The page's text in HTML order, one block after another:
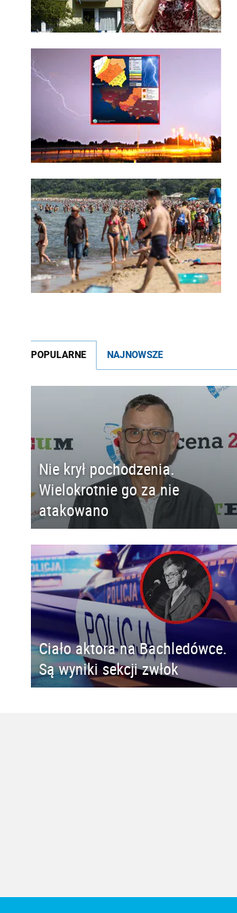
POPULARNE NAJNOWSZE
Nie krył pochodzenia.
Wielokrotnie go za nie
atakowano
Ciało aktora na Bachledówce.
Są wyniki sekcji zwłok